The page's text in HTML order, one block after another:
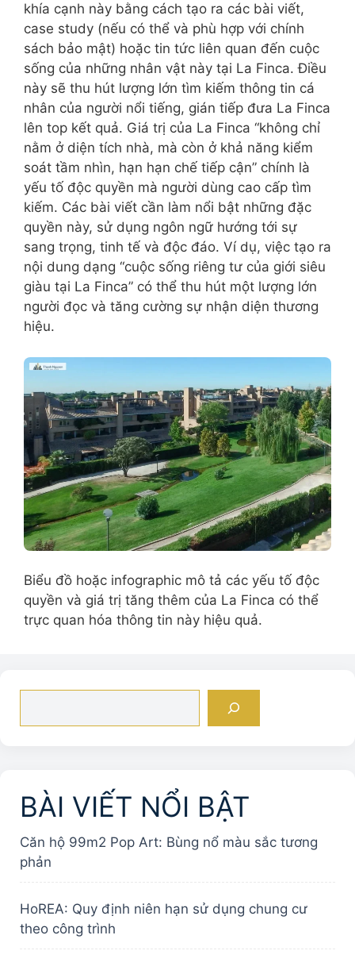
khía cạnh này bằng cách tạo ra các bài viết,
case study (nếu có thể và phù hợp với chính
sách bảo mật) hoặc tin tức liên quan đến cuộc
sống của những nhân vật này tại La Finca. Điều
này sẽ thu hút lượng lớn tìm kiếm thông tin cá
nhân của người nổi tiếng, gián tiếp đưa La Finca
lên top kết quả. Giá trị của La Finca “không chỉ
nằm ở diện tích nhà, mà còn ở khả năng kiểm
soát tầm nhìn, hạn hạn chế tiếp cận” chính là
yếu tố độc quyền mà người dùng cao cấp tìm
kiếm. Các bài viết cần làm nổi bật những đặc
quyền này, sử dụng ngôn ngữ hướng tới sự
sang trọng, tinh tế và độc đáo. Ví dụ, việc tạo ra
nội dung dạng “cuộc sống riêng tư của giới siêu
giàu tại La Finca” có thể thu hút một lượng lớn
người đọc và tăng cường sự nhận diện thương
hiệu.
Biểu đồ hoặc infographic mô tả các yếu tố độc
quyền và giá trị tăng thêm của La Finca có thể
trực quan hóa thông tin này hiệu quả.
BÀI VIẾT NỔI BẬT
Căn hộ 99m2 Pop Art: Bùng nổ màu sắc tương
phản
HoREA: Quy định niên hạn sử dụng chung cư
theo công trình